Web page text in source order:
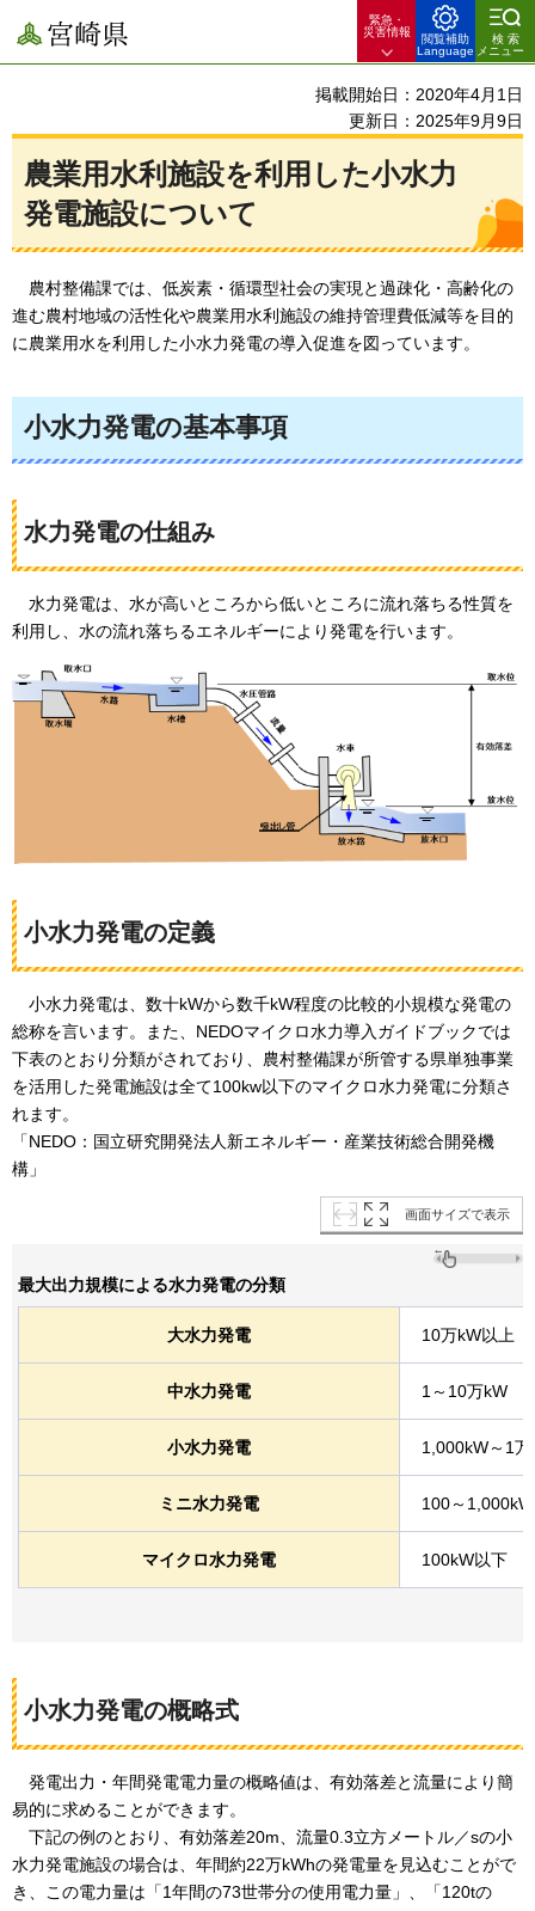
宮崎県
緊急・
災害情報
閲覧補助
Language
検索
メニュー
掲載開始日：2020年4月1日
更新日：2025年9月9日
農業用水利施設を利用した小水力
発電施設について
農村整備課では、低炭素・循環型社会の実現と過疎化・高齢化の
進む農村地域の活性化や農業用水利施設の維持管理費低減等を目的
に農業用水を利用した小水力発電の導入促進を図っています。
小水力発電の基本事項
水力発電の仕組み
水力発電は、水が高いところから低いところに流れ落ちる性質を
利用し、水の流れ落ちるエネルギーにより発電を行います。
小水力発電の定義
小水力発電は、数十kWから数千kW程度の比較的小規模な発電の
総称を言います。また、NEDOマイクロ水力導入ガイドブックでは
下表のとおり分類がされており、農村整備課が所管する県単独事業
を活用した発電施設は全て100kw以下のマイクロ水力発電に分類さ
れます。
「NEDO：国立研究開発法人新エネルギー・産業技術総合開発機
構」
画面サイズで表示
最大出力規模による水力発電の分類
大水力発電 10万kW以上
中水力発電 1～10万kW
小水力発電 1,000kW～1万
ミニ水力発電 100～1,000kW
マイクロ水力発電 100kW以下
小水力発電の概略式
発電出力・年間発電電力量の概略値は、有効落差と流量により簡
易的に求めることができます。
下記の例のとおり、有効落差20m、流量0.3立方メートル／sの小
水力発電施設の場合は、年間約22万kWhの発電量を見込むことがで
き、この電力量は「1年間の73世帯分の使用電力量」、「120tの